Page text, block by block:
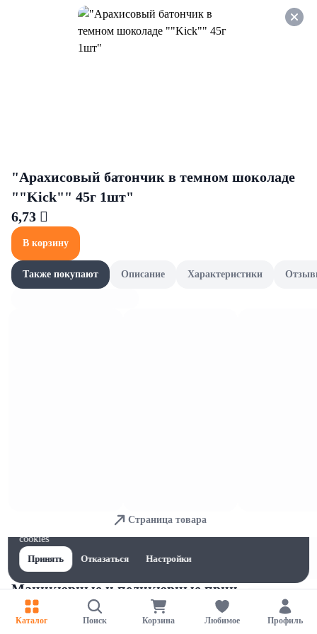
Оформляйте заказ НА
САМОВЫВОЗ и получайте
СКИДКУ 7%
Маникюрные и педикюрные прин
адлежности
Каталог Поиск Корзина Любимое Профиль
Для обеспечения удобства пользователей сайта используются
cookies
Принять
Отказаться Настройки
"Арахисовый батончик в темном шоколаде
""Kick"" 45г 1шт"
6,73 
В корзину
Также покупают Описание Характеристики
Страница товара